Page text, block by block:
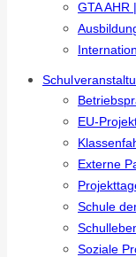
GTA AHR
EU-
Externe
Schule
Soziale